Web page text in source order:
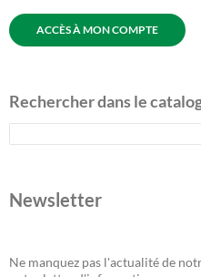
ACCÈS À MON COMPTE
Rechercher dans le
Newsletter
Ne manquez pas l'actualité de